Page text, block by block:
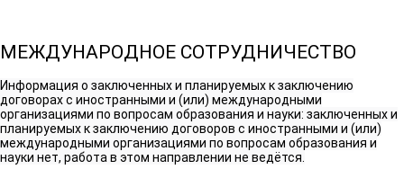
МЕЖДУНАРОДНОЕ СОТРУДНИЧЕСТВО
Информация о заключенных и планируемых к заключению
договорах с иностранными и (или) международными
организациями по вопросам образования и науки: заключенных и
планируемых к заключению договоров с иностранными и (или)
международными организациями по вопросам образования и
науки нет, работа в этом направлении не ведётся.